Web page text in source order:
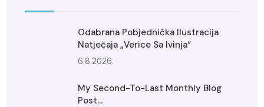
Odabrana Pobjednička Ilustracija
Natječaja „Verice Sa Ivinja“
6.8.2026.
My Second-To-Last Monthly Blog
Post...